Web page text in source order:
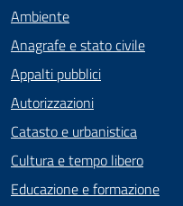
Ambiente
Anagrafe e stato civile
Appalti pubblici
Autorizzazioni
Catasto e urbanistica
Cultura e tempo libero
Educazione e formazione